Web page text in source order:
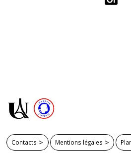
Contacts Mentions légales